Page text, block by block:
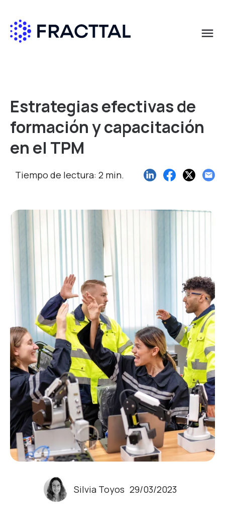
menu
Estrategias efectivas de
formación y capacitación
en el TPM
Tiempo de lectura: 2 min.
Silvia Toyos 29/03/2023